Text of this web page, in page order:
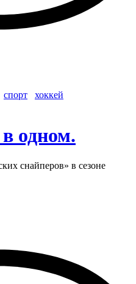
спорт хоккей
одном.
снайперов» в сезоне